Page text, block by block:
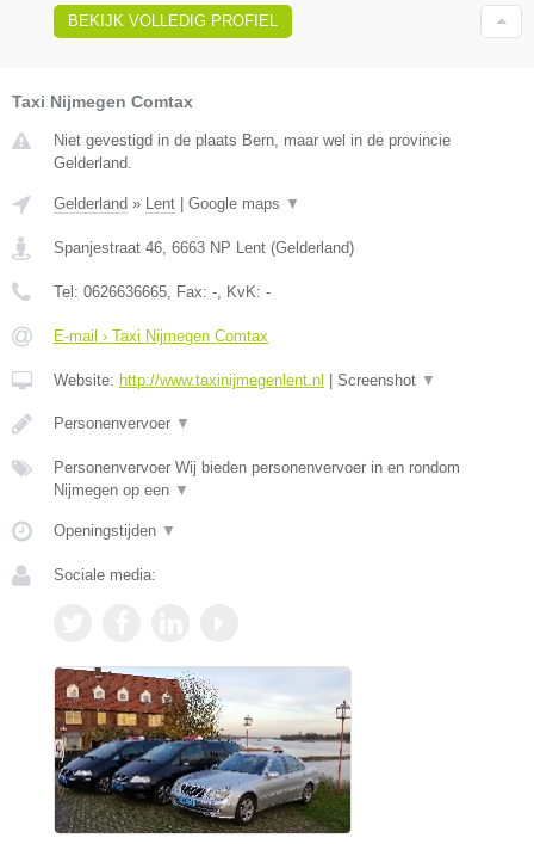
BEKIJK VOLLEDIG PROFIEL
Taxi Nijmegen Comtax
Niet gevestigd in de plaats Bern, maar wel in de provincie
Gelderland.
Gelderland » Lent Google maps ▼
Spanjestraat 46, 6663 NP Lent (Gelderland)
Tel: 0626636665, Fax: -, KvK: -
E-mail › Taxi Nijmegen Comtax
Website: http://www.taxinijmegenlent.nl Screenshot ▼
Personenvervoer ▼
Personenvervoer Wij bieden personenvervoer in en rondom
Nijmegen op een ▼
Openingstijden ▼
Sociale media: